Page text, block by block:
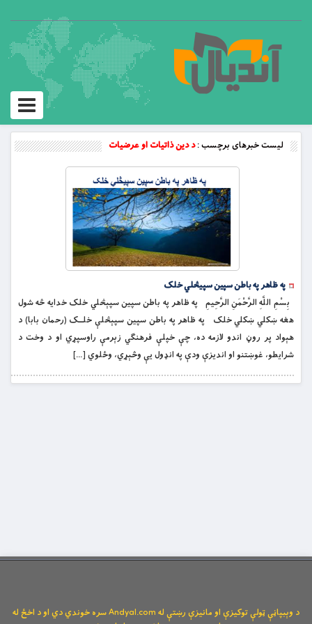
Toggle
لیست خبرهای برچسب :د دین ذاتیات او عرضیات
په ظاهر په باطن سپین سپیڅلي خلک
بِسْمِ اللَّهِ الرَّحْمَنِ الرَّحِيمِ په ظاهر په باطن سپین سپېڅلي خلک خدایه څه شول
هغه ښکلي ښکلي خلک په ظاهر په باطن سپین سپېڅلې خلــک (رحمان بابا) د
هېواد پر روڼ اندو لازمه ده، چې خپلې فرهنګي زېرمې راوسپړي او د وخت د
شرایطو، غوښتنو او اندیزې ودې په انډول یې وڅېړي، وځلوي […]
د وېبپاڼې ټولې توکیزې او مانیزې رښتې له Andyal.com سره خوندي دي او د اخځ له